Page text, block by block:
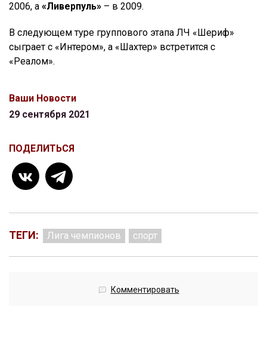
2006, а «Ливерпуль» – в 2009.
В следующем туре группового этапа ЛЧ «Шериф»
сыграет с «Интером», а «Шахтер» встретится с
«Реалом».
Ваши Новости
29 сентября 2021
ПОДЕЛИТЬСЯ
ТЕГИ: Лига чемпионов спорт
Комментировать